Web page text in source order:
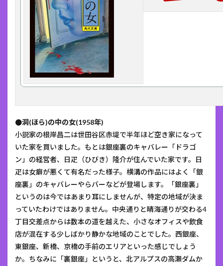
●洞(ほら)の中の女(1958年)
小説家の根岸昌二は世田谷区赤堤で半年ほど空き家になって
いた家を買いました。もとは銀座裏のキャバレー「ドラゴ
ン」の経営者、日疋（ひびき）隆介が住んでいた家です。日
疋は女癖が悪くて有名だった様子。横溝の作品にはよく「銀
座裏」のキャバレーやらバーなどが登場します。「銀座裏」
というのは今ではあまり耳にしませんが、特定の地域が決ま
っていたわけではありません。中央通りと晴海通りが交わる4
丁目交差点からは数本の道を越えた、小さなオフィスや飲食
店が混在する少しばかり静かな地域のことでした。西銀座、
東銀座、新橋、京橋の手前のエリアといった感じでしょう
か。ちなみに「裏銀座」というと、北アルプスの高瀬ダムか